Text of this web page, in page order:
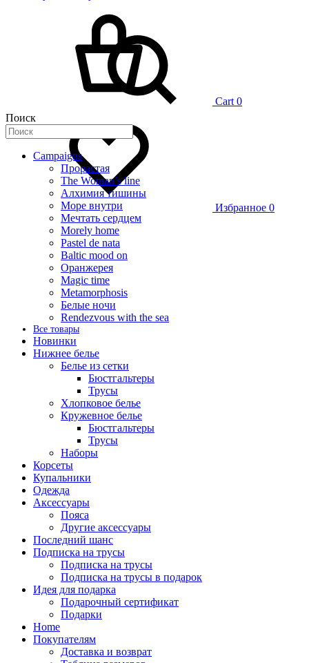
Cart 0
Избранное 0
Поиск
Campaigns
Прорастая
The Woman’s line
Алхимия тишины
Море внутри
Мечтать сердцем
Morely home
Pastel de nata
Baltic mood on
Оранжерея
Magic time
Metamorphosis
Белые ночи
Rendezvous with the sea
Все товары
Новинки
Нижнее белье
Белье из сетки
Бюстгальтеры
Трусы
Хлопковое белье
Кружевное белье
Бюстгальтеры
Трусы
Наборы
Корсеты
Купальники
Одежда
Аксессуары
Пояса
Другие аксессуары
Последний шанс
Подписка на трусы
Подписка на трусы
Подписка на трусы в подарок
Идея для подарка
Подарочный сертификат
Подарки
Home
Покупателям
Доставка и возврат